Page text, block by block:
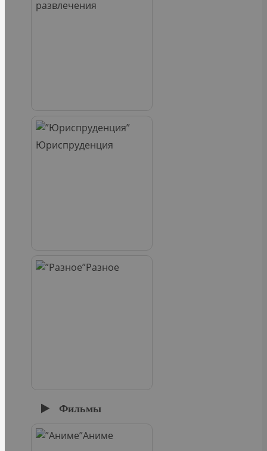
развлечения
Юриспруденция
Разное
Фильмы
Аниме